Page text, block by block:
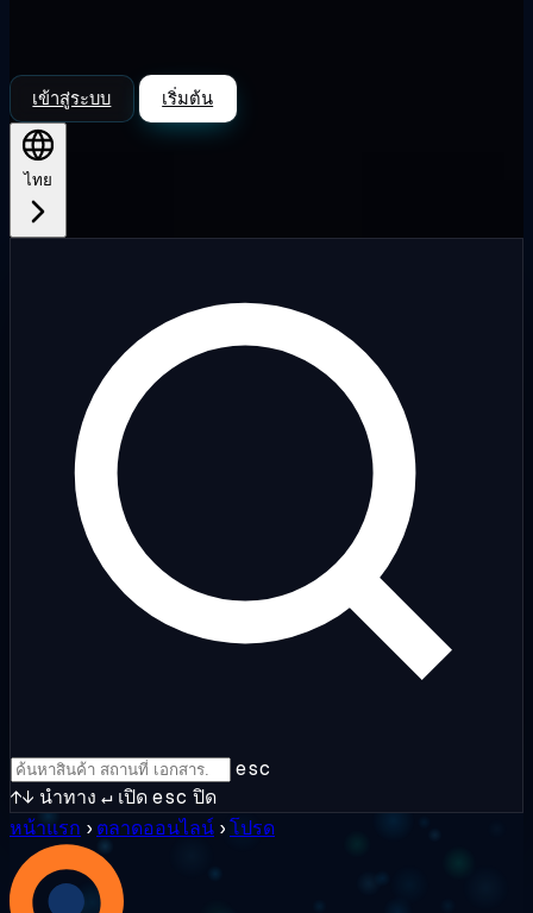
เข้าสู่ระบบ เริ่มต้น
ไทย
esc
↑↓ นำทาง ↵ เปิดesc ปิด
หน้าแรก › ตลาดออนไลน์ ›โปรด